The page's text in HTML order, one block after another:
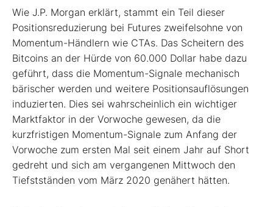
Wie J.P. Morgan erklärt, stammt ein Teil dieser
Positionsreduzierung bei Futures zweifelsohne von
Momentum-Händlern wie CTAs. Das Scheitern des
Bitcoins an der Hürde von 60.000 Dollar habe dazu
geführt, dass die Momentum-Signale mechanisch
bärischer werden und weitere Positionsauflösungen
induzierten. Dies sei wahrscheinlich ein wichtiger
Marktfaktor in der Vorwoche gewesen, da die
kurzfristigen Momentum-Signale zum Anfang der
Vorwoche zum ersten Mal seit einem Jahr auf Short
gedreht und sich am vergangenen Mittwoch den
Tiefstständen vom März 2020 genähert hätten.